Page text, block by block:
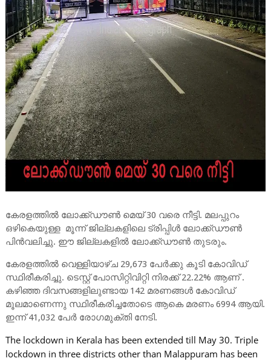
കേരളത്തിൽ ലോക്ക്ഡൗൺ മെയ് 30 വരെ നീട്ടി. മലപ്പുറം
ഒഴികെയുള്ള മൂന്ന് ജില്ലകളിലെ ട്രിപ്പിൾ ലോക്ക്ഡൗൺ
പിൻവലിച്ചു. ഈ ജില്ലകളിൽ ലോക്ക്ഡൗൺ തുടരും.
കേരളത്തില്‍ വെള്ളിയാഴ്ച 29,673 പേര്‍ക്കു കൂടി കോവിഡ്
സ്ഥിരീകരിച്ചു. ടെസ്റ്റ് പോസിറ്റിവിറ്റി നിരക്ക് 22.22% ആണ് .
കഴിഞ്ഞ ദിവസങ്ങളിലുണ്ടായ 142 മരണങ്ങൾ കോവിഡ്
മൂലമാണെന്നു സ്ഥിരീകരിച്ചതോടെ ആകെ മരണം 6994 ആയി.
ഇന്ന് 41,032 പേര്‍ രോഗമുക്തി നേടി.
The lockdown in Kerala has been extended till May 30. Triple
lockdown in three districts other than Malappuram has been